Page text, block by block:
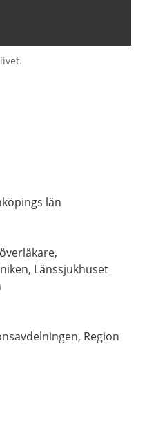
län
överläkare,
Länssjukhuset
Region